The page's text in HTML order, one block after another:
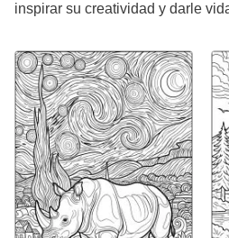
inspirar su creatividad y darle